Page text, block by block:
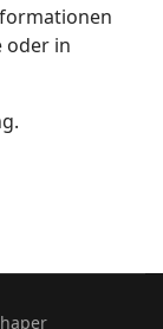
oder in